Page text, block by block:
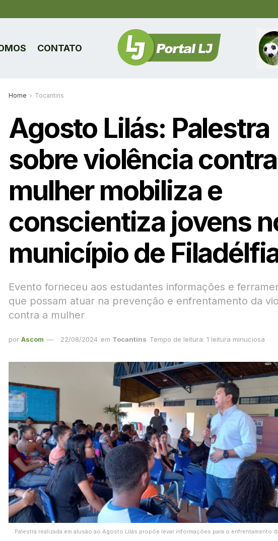
CONTATO
Home Tocantins
Agosto Lilás: Palestra
sobre violência
mulher mobiliza e
conscientiza jovens
município de
Evento forneceu aos estudantes informações e
que possam atuar na prevenção e enfrentamento da
contra a mulher
por Ascom 22/08/2024 em Tocantins Tempo de leitura: 1 leitura minuciosa
Palestra realizada em alusão ao Agosto Lilás propõe levar informações para o enfrentamento